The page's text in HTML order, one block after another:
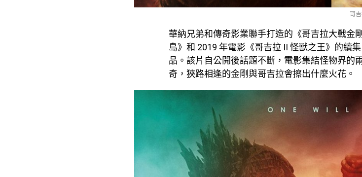
哥
華納兄弟和傳奇影業聯手打造的《哥吉拉大戰金
島》和 2019 年電影《哥吉拉 II 怪獸之王》的續
品。該片自公開後話題不斷，電影集結怪物界的
奇，狹路相逢的金剛與哥吉拉會擦出什麼火花。